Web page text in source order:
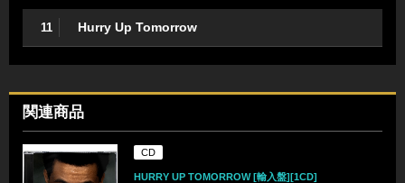
11 Hurry Up Tomorrow
関連商品
CD
HURRY UP TOMORROW [輸入盤][1CD]